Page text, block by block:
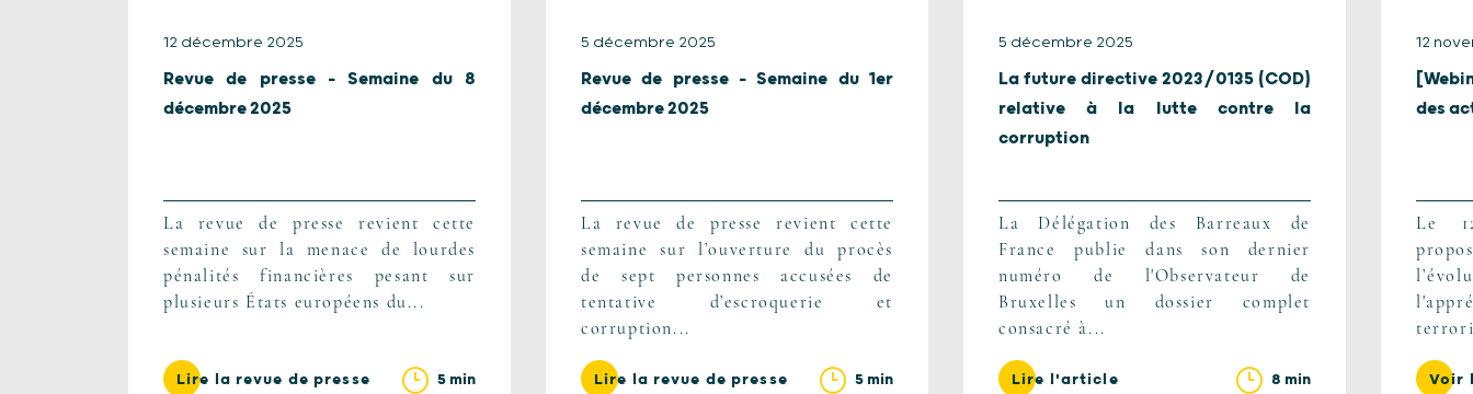
12 décembre 2025
Revue de presse – Semaine du 8
décembre 2025
La revue de presse revient cette
semaine sur la menace de lourdes
pénalités financières pesant sur
plusieurs États européens du...
Lire la revue de presse 5 min
5 décembre 2025
Revue de presse – Semaine du 1er
décembre 2025
La revue de presse revient cette
semaine sur l’ouverture du procès
de sept personnes accusées de
tentative d’escroquerie et
corruption...
Lire la revue de presse 5 min
5 décembre 2025
La future directive 2023/0135 (COD)
relative à la lutte contre la
corruption
La Délégation des Barreaux de
France publie dans son dernier
numéro de l'Observateur de
Bruxelles un dossier complet
consacré à...
Lire l'article 8 min
12
des
Le
Voir